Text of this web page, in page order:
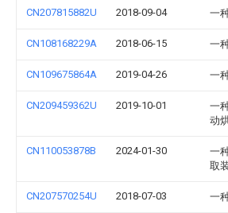
CN207815882U 2018-09-04 一
CN108168229A 2018-06-15 一
CN109675864A 2019-04-26 一
CN209459362U 2019-10-01
一
动
CN110053878B 2024-01-30
一
取
CN207570254U 2018-07-03 一